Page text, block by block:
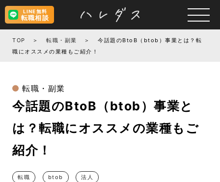
LINE無料
転職相談
TOP 転職・副業
今話題のBtoB（btob）事業とは？転
職にオススメの業種もご紹介！
転職・副業
今話題のBtoB（btob）事業と
は？転職にオススメの業種もご
紹介！
転職 btob 法人